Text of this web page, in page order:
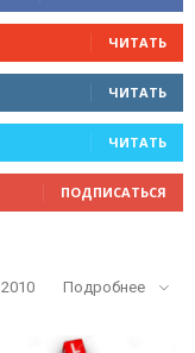
ЧИТАТЬ
ЧИТАТЬ
ЧИТАТЬ
ПОДПИСАТЬСЯ
2010 Подробнее